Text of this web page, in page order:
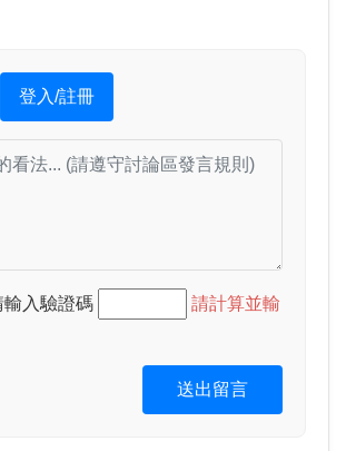
登入/註冊
輸入驗證碼
請計算並輸
送出留言